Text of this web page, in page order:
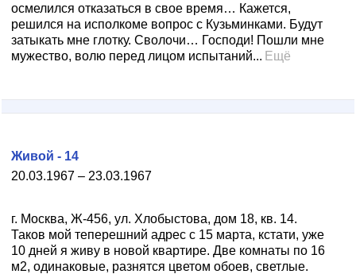
осмелился отказаться в свое время… Кажется,
решился на исполкоме вопрос с Кузьминками. Будут
затыкать мне глотку. Сволочи… Господи! Пошли мне
мужество, волю перед лицом испытаний... Ещё
20.03.1967 – 23.03.1967
Живой - 14
г. Москва, Ж-456, ул. Хлобыстова, дом 18, кв. 14.
Таков мой теперешний адрес с 15 марта, кстати, уже
10 дней я живу в новой квартире. Две комнаты по 16
м2, одинаковые, разнятся цветом обоев, светлые.